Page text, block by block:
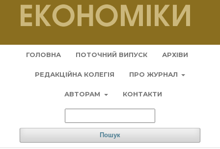
ГОЛОВНА ПОТОЧНИЙ ВИПУСК АРХІВИ
РЕДАКЦІЙНА КОЛЕГІЯ ПРО ЖУРНАЛ
АВТОРАМ КОНТАКТИ
Пошук